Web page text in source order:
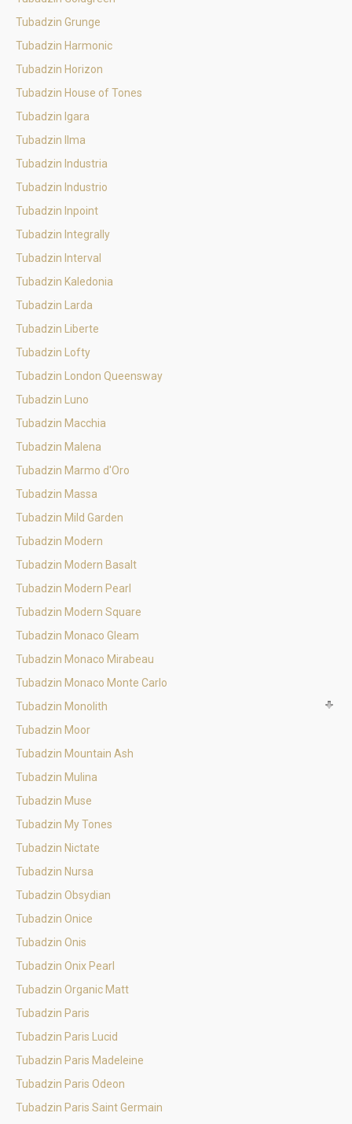
Tubadzin Grunge
Tubadzin Harmonic
Tubadzin Horizon
Tubadzin House of Tones
Tubadzin Igara
Tubadzin Ilma
Tubadzin Industria
Tubadzin Industrio
Tubadzin Inpoint
Tubadzin Integrally
Tubadzin Interval
Tubadzin Kaledonia
Tubadzin Larda
Tubadzin Liberte
Tubadzin Lofty
Tubadzin London Queensway
Tubadzin Luno
Tubadzin Macchia
Tubadzin Malena
Tubadzin Marmo d'Oro
Tubadzin Massa
Tubadzin Mild Garden
Tubadzin Modern
Tubadzin Modern Basalt
Tubadzin Modern Pearl
Tubadzin Modern Square
Tubadzin Monaco Gleam
Tubadzin Monaco Mirabeau
Tubadzin Monaco Monte Carlo
Tubadzin Monolith
Tubadzin Moor
Tubadzin Mountain Ash
Tubadzin Mulina
Tubadzin Muse
Tubadzin My Tones
Tubadzin Nictate
Tubadzin Nursa
Tubadzin Obsydian
Tubadzin Onice
Tubadzin Onis
Tubadzin Onix Pearl
Tubadzin Organic Matt
Tubadzin Paris
Tubadzin Paris Lucid
Tubadzin Paris Madeleine
Tubadzin Paris Odeon
Tubadzin Paris Saint Germain